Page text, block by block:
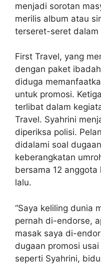
menjadi sorotan
merilis album atau
terseret-seret dalam
First Travel, yang
dengan paket
diduga
untuk promosi.
terlibat dalam
Travel. Syahrini
diperiksa polisi.
didalami soal
keberangkatan
bersama 12
lalu.
“Saya keliling dunia
pernah di-endorse,
masak saya di-
dugaan promosi
seperti Syahrini,